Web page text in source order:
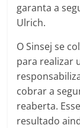
garanta a
Ulrich.
O Sinsej se
para realizar
cobrar a
reaberta.
resultado